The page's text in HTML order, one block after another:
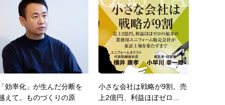
効率化」が生んだ分断を
えて。ものづくりの原
MINDSET
小さな会社は戦略が9割。売
上2億円、利益ほぼゼロ…